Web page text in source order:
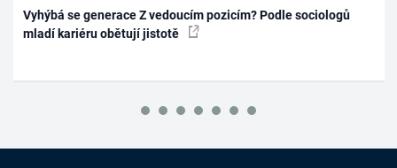
Vyhýbá se generace Z vedoucím pozicím? Podle sociologů
mladí kariéru obětují jistotě